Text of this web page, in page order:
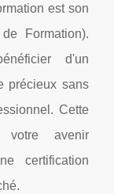
est son
Formation).
d'un
précieux sans
Cette
votre avenir
certification